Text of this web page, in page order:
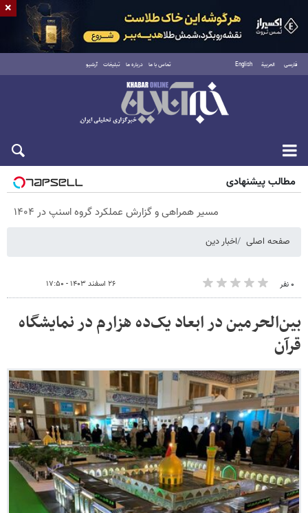
فارسی العربية English تماس با ما درباره ما تبلیغات آرشیو
جمعه ۱۶ مرداد ۱۴۰۵
مطالب پیشنهادی
مسیر همراهی و گزارش عملکرد گروه اسنپ در ۱۴۰۴
صفحه اصلی اخبار دین
۰ نفر ۲۶ اسفند ۱۴۰۳ - ۱۷:۵۰
بین‌الحرمین در ابعاد یک‌ده هزارم در نمایشگاه
قرآن
×